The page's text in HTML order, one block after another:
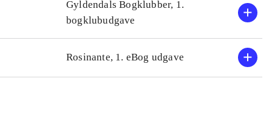
som kan
Gyldendals Bogklubber, 1.
bogklubudgave
Rosinante, 1. eBog udgave